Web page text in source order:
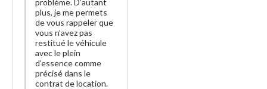
problème. D’autant
plus, je me permets
de vous rappeler que
vous n’avez pas
restitué le véhicule
avec le plein
d’essence comme
précisé dans le
contrat de location.